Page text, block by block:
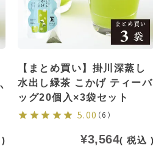
【まとめ買い】掛川深蒸し
水出し緑茶 こかげ ティーバ
ッグ20個入×3袋セット
5.00 （6）
¥3,564 税込